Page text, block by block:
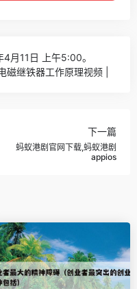
月11日 上午5:00。
磁继铁器工作原理视频 |
下一篇
蚂蚁港剧官网下载,蚂蚁港剧
appios